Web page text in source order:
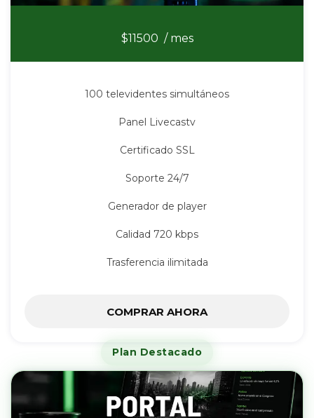
$11500 / mes
100 televidentes simultáneos
Panel Livecastv
Certificado SSL
Soporte 24/7
Generador de player
Calidad 720 kbps
Trasferencia ilimitada
COMPRAR AHORA
Plan Destacado